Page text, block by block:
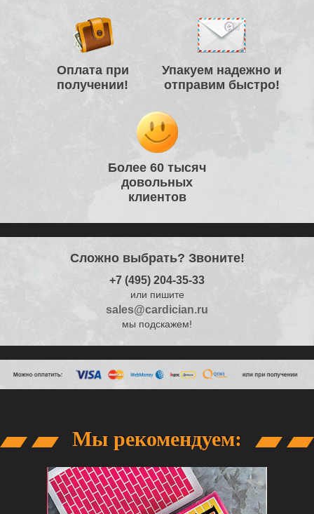
Оплата при
получении!
Упакуем надежно и
отправим быстро!
Более 60 тысяч
довольных
клиентов
Сложно выбрать? Звоните!
+7 (495) 204-35-33
или пишите
sales@cardician.ru
мы подскажем!
Мы рекомендуем: